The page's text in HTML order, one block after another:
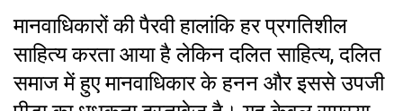
मानवाधिकारों की पैरवी हालांकि हर प्रगतिशील
साहित्य करता आया है लेकिन दलित साहित्य, दलित
समाज में हुए मानवाधिकार के हनन और इससे उपजी